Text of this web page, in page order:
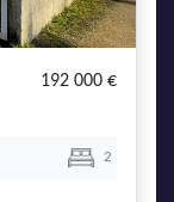
192 000 €
2